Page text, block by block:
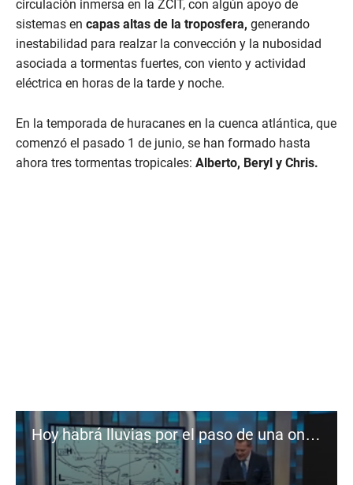
s
o
f
6
m
i
n
e
,
4
7
circulación inmersa en la ZCIT, con algún apoyo de
sistemas en capas altas de la troposfera, generando
inestabilidad para realzar la convección y la nubosidad
asociada a tormentas fuertes, con viento y actividad
eléctrica en horas de la tarde y noche.
En la temporada de huracanes en la cuenca atlántica, que
comenzó el pasado 1 de junio, se han formado hasta
ahora tres tormentas tropicales: Alberto, Beryl y Chris.
Hoy habrá lluvias por el paso de una onda tropical | 2 de julio